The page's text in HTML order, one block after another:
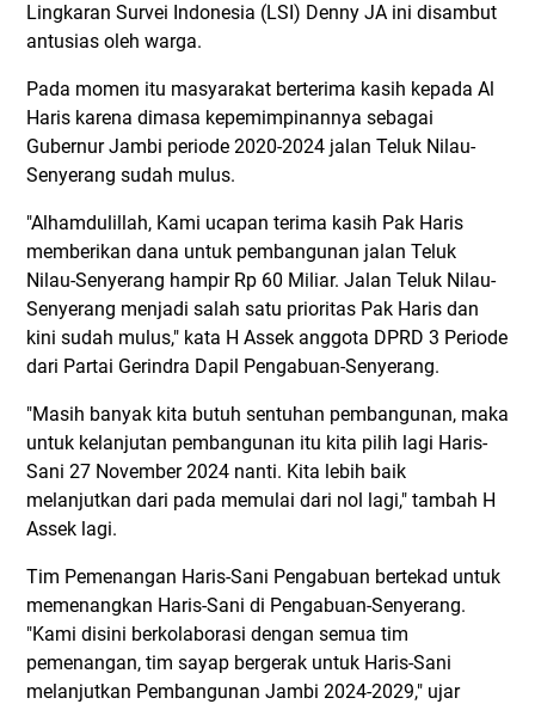
Lingkaran Survei Indonesia (LSI) Denny JA ini disambut
antusias oleh warga.
Pada momen itu masyarakat berterima kasih kepada Al
Haris karena dimasa kepemimpinannya sebagai
Gubernur Jambi periode 2020-2024 jalan Teluk Nilau-
Senyerang sudah mulus.
"Alhamdulillah, Kami ucapan terima kasih Pak Haris
memberikan dana untuk pembangunan jalan Teluk
Nilau-Senyerang hampir Rp 60 Miliar. Jalan Teluk Nilau-
Senyerang menjadi salah satu prioritas Pak Haris dan
kini sudah mulus," kata H Assek anggota DPRD 3 Periode
dari Partai Gerindra Dapil Pengabuan-Senyerang.
"Masih banyak kita butuh sentuhan pembangunan, maka
untuk kelanjutan pembangunan itu kita pilih lagi Haris-
Sani 27 November 2024 nanti. Kita lebih baik
melanjutkan dari pada memulai dari nol lagi," tambah H
Assek lagi.
Tim Pemenangan Haris-Sani Pengabuan bertekad untuk
memenangkan Haris-Sani di Pengabuan-Senyerang.
"Kami disini berkolaborasi dengan semua tim
pemenangan, tim sayap bergerak untuk Haris-Sani
melanjutkan Pembangunan Jambi 2024-2029," ujar